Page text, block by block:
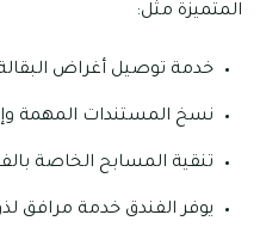
المتميزة مثل:
خدمة توصيل أغراض
نسخ المستندات المهمة
تنقية المسابح الخاصة
يوفر الفندق خدمة مرافق